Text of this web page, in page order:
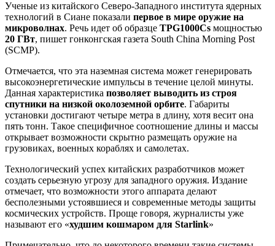
Ученые из китайского Северо-Западного института ядерных
технологий в Сиане показали первое в мире оружие на
микроволнах. Речь идет об образце TPG1000Cs мощностью
20 ГВт, пишет гонконгская газета South China Morning Post
(SCMP).
Отмечается, что эта наземная система может генерировать
высокоэнергетические импульсы в течение целой минуты.
Данная характеристика позволяет выводить из строя
спутники на низкой околоземной орбите. Габариты
установки достигают четыре метра в длину, хотя весит она
пять тонн. Такое специфичное соотношение длины и массы
открывает возможности скрытно размещать оружие на
грузовиках, военных кораблях и самолетах.
Технологический успех китайских разработчиков может
создать серьезную угрозу для западного оружия. Издание
отмечает, что возможности этого аппарата делают
бесполезными устоявшиеся и современные методы защиты
космических устройств. Проще говоря, журналисты уже
называют его «худшим кошмаром для Starlink»